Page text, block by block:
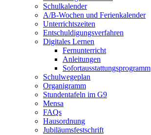
Schulkalender
A/B-Wochen und Ferienkalender
Unterrichtszeiten
Entschuldigungsverfahren
Digitales Lernen
Fernunterricht
Anleitungen
Sofortausstattungsprogramm
Schulwegeplan
Organigramm
Stundentafeln im G9
Mensa
FAQs
Hausordnung
Jubiläumsfestschrift